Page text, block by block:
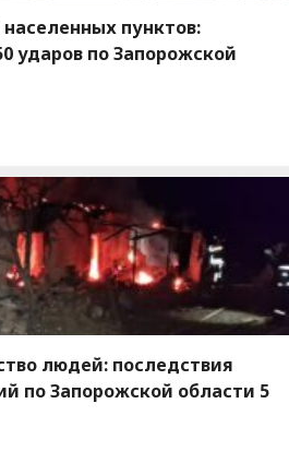
пунктов:
ударов по Запорожской
людей: последствия
по Запорожской области 5